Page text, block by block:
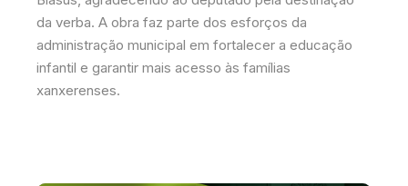
da verba. A obra faz parte dos esforços da
administração municipal em fortalecer a educação
infantil e garantir mais acesso às famílias
xanxerenses.